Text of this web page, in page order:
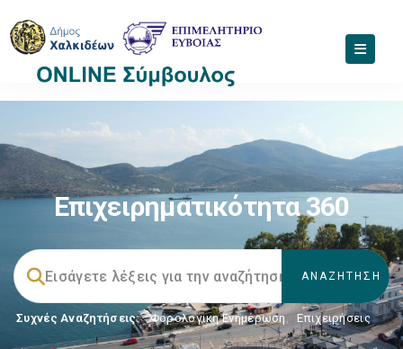
Επιχειρηματικότητα 360
Συχνές Αναζητήσεις: Φορολογικη Ενημέρωση, Επιχειρήσεις